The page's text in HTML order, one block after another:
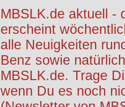
MBSLK.de aktuell -
erscheint
alle Neuigkeiten
Benz sowie
MBSLK.de. Trage
wenn Du es noch